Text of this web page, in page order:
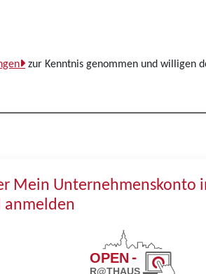
zur Kenntnis genommen und willigen
Mein Unternehmenskonto
anmelden